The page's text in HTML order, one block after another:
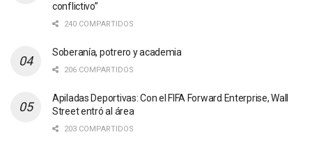
conflictivo”
240 COMPARTIDOS
Soberanía, potrero y academia
206 COMPARTIDOS
Apiladas Deportivas: Con el FIFA Forward Enterprise, Wall
Street entró al área
203 COMPARTIDOS